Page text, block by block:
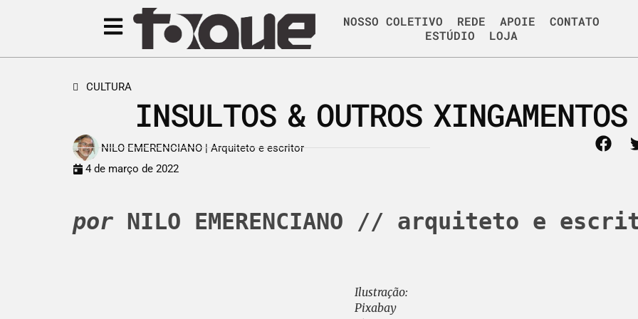
NOSSO COLETIVO REDE APOIE
CONTATO
ESTÚDIO
LOJA
CULTURA
INSULTOS & OUTROS XINGAMENTOS
NILO EMERENCIANO | Arquiteto e escritor
4 de março de 2022
por NILO EMERENCIANO // arquiteto e
Ilustração:
Pixabay